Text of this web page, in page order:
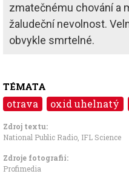
zmatečnému chování a
žaludeční nevolnost.
obvykle smrtelné.
TÉMATA
otrava oxid uhelnatý
Zdroj textu:
National Public Radio IFL Science
Zdroje fotografii:
Profimedia